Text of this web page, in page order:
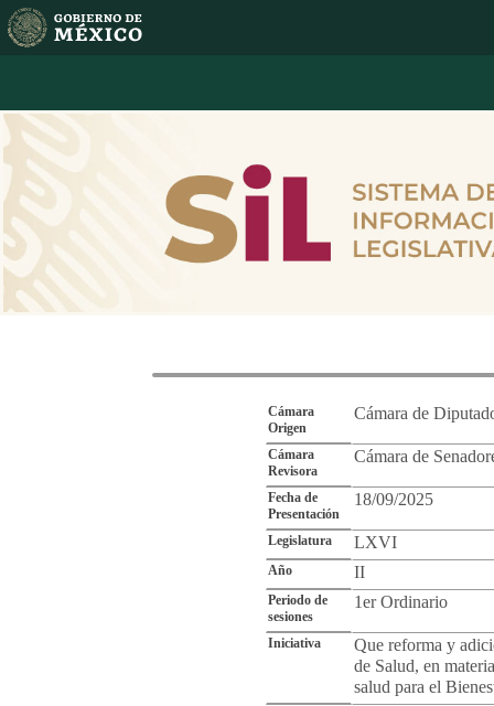
Cámara
Origen
Cámara de
Cámara
Revisora
Cámara de
Fecha de
Presentación
18/09/2025
Legislatura LXVI
Año II
Periodo de
sesiones
1er Ordinario
Iniciativa
Que reforma y
de Salud, en
salud para el